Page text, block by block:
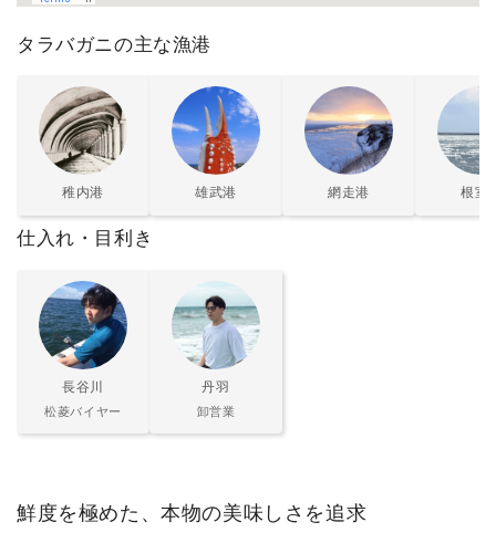
タラバガニの主な漁港
稚内港 雄武港 網走港 根室
仕入れ・目利き
長谷川
松菱バイヤー
丹羽
卸営業
鮮度を極めた、本物の美味しさを追求